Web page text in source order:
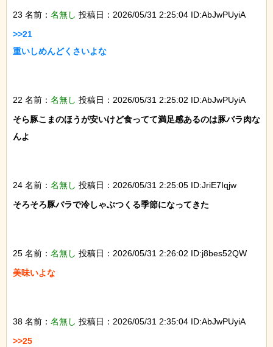
23 名前： 名無し 投稿日：2026/05/31 2:25:04 ID:AbJwPUyiA
>>21
重いしめんどくさいよな
22 名前： 名無し 投稿日：2026/05/31 2:25:02 ID:AbJwPUyiA
そら豚こまのほうが安いけど食ってて満足感あるのは豚バラ肉な
んよ
24 名前： 名無し 投稿日：2026/05/31 2:25:05 ID:JriE7Iqjw
そろそろ豚バラで冷しゃぶつくる季節になってきた
25 名前： 名無し 投稿日：2026/05/31 2:26:02 ID:j8bes52QW
美味いよな
38 名前： 名無し 投稿日：2026/05/31 2:35:04 ID:AbJwPUyiA
>>25